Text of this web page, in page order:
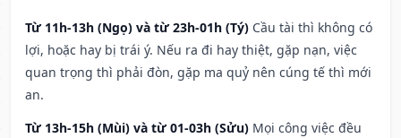
Từ 11h-13h (Ngọ) và từ 23h-01h (Tý) Cầu tài thì không có
lợi, hoặc hay bị trái ý. Nếu ra đi hay thiệt, gặp nạn, việc
quan trọng thì phải đòn, gặp ma quỷ nên cúng tế thì mới
an.
Từ 13h-15h (Mùi) và từ 01-03h (Sửu) Mọi công việc đều